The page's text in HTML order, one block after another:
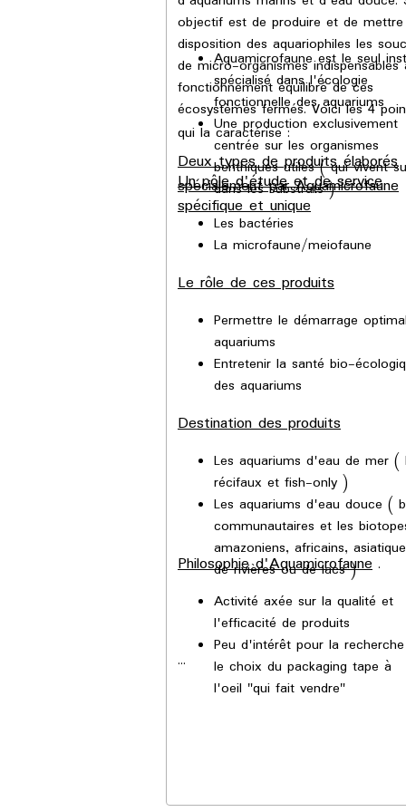
objectif est de produire et de
disposition des aquariophiles les
de micro-organismes indispensables
fonctionnement équilibré de ces
écosystèmes fermés. Voici les 4
qui la caractérise :
Un pôle d'étude et de service
spécifique et unique
Aquamicrofaune est le seul
spécialisé dans l'écologie
fonctionnelle des aquariums
Une production exclusivement
centrée sur les organismes
benthiques utiles ( qui vivent
dans les substrats )
Deux types de produits élaborés
spécialement par Aquamicrofaune
Les bactéries
La microfaune/meiofaune
Le rôle de ces produits
Permettre le démarrage
aquariums
Entretenir la santé bio-
des aquariums
Destination des produits
Les aquariums d'eau de mer (
récifaux et fish-only )
Les aquariums d'eau douce (
communautaires et les
amazoniens, africains,
de rivières ou de lacs )
Philosophie d'Aquamicrofaune .
Activité axée sur la qualité et
l'efficacité de produits
Peu d'intérêt pour la
le choix du packaging tape à
l'oeil "qui fait vendre"